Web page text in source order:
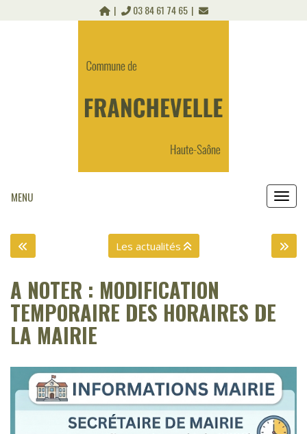
03 84 61 74 65
MENU
Les actualités
A NOTER : MODIFICATION
TEMPORAIRE DES HORAIRES DE
LA MAIRIE
Panneau de gestion des cookies